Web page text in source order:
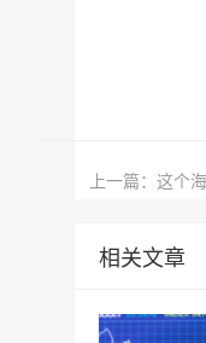
上一篇：这个
相关文章